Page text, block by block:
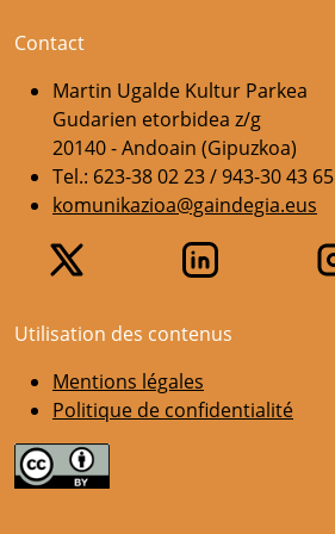
Contact
Martin Ugalde Kultur Parkea
Gudarien etorbidea z/g
20140 - Andoain (Gipuzkoa)
Tel.: 623-38 02 23 / 943-30 43 65
komunikazioa@gaindegia.eus
Utilisation des contenus
Mentions légales
Politique de confidentialité